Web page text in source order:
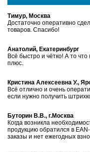
Тимур, Москва
Достаточно оперативно
товаров. Спасибо!
Анатолий, Екатеринбург
Всё быстро и чётко! А то
плюс.
Кристина Алексеевна У.,
Всё отлично и очень
если нужно получить
Буторин В.В., г.Москва
Когда возникла
продукцию обратился в
заказы и нет ежегодных